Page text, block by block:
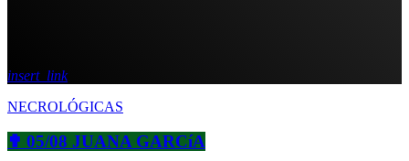
insert_link
NECROLÓGICAS
✟ 05/08 JUANA GARCíA